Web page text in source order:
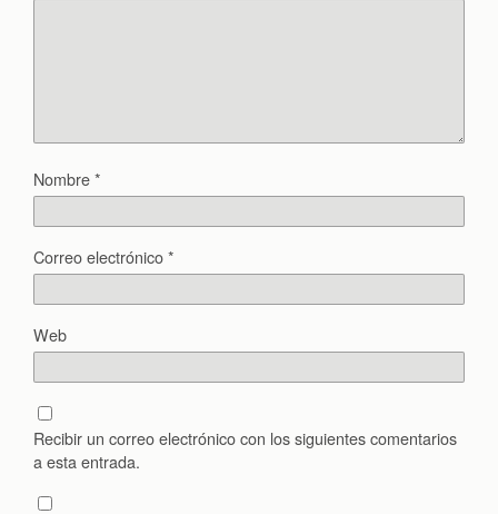
Nombre*
Correo electrónico*
Web
Recibir un correo electrónico con los siguientes comentarios
a esta entrada.